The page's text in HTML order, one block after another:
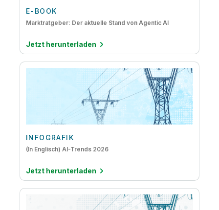
E-BOOK
Marktratgeber: Der aktuelle Stand von Agentic AI
Jetzt herunterladen
INFOGRAFIK
(In Englisch) AI-Trends 2026
Jetzt herunterladen